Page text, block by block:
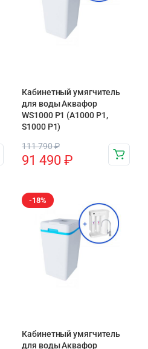
Кабинетный умягчитель
для воды Аквафор
WS1000 P1 (А1000 P1,
S1000 P1)
111 790₽
91 490 ₽
-18%
Кабинетный умягчитель
для воды Аквафор